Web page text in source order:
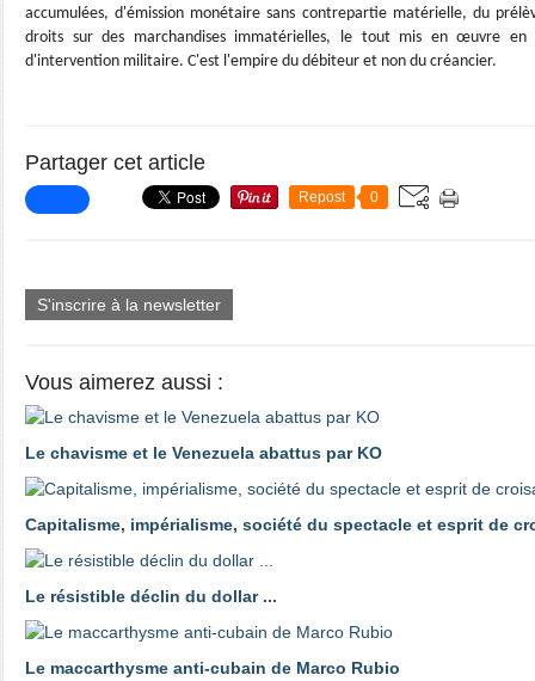
accumulées, d'émission monétaire sans contrepartie matérielle, du
droits sur des marchandises immatérielles, le tout mis en œuvre en
d'intervention militaire. C'est l'empire du débiteur et non du créancier.
Partager cet article
Repost 0
S'inscrire à la newsletter
Vous aimerez aussi :
Le chavisme et le Venezuela abattus par KO
Capitalisme, impérialisme, société du spectacle et esprit de
Le résistible déclin du dollar ...
Le maccarthysme anti-cubain de Marco Rubio